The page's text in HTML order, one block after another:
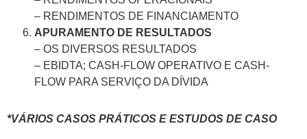
– RENDIMENTOS DE FINANCIAMENTO
APURAMENTO DE RESULTADOS
– OS DIVERSOS RESULTADOS
– EBIDTA; CASH-FLOW OPERATIVO E CASH-
FLOW PARA SERVIÇO DA DÍVIDA
*VÁRIOS CASOS PRÁTICOS E ESTUDOS DE CASO